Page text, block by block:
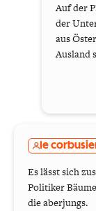
Auf der
der
aus
Ausland
le
Es lässt sich
Politiker
die aberjungs.